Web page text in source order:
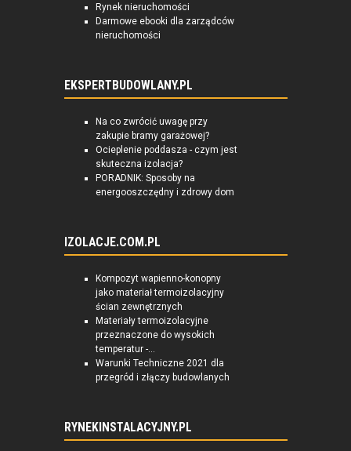
Rynek nieruchomości
Darmowe ebooki dla zarządców
nieruchomości
EKSPERTBUDOWLANY.PL
Na co zwrócić uwagę przy
zakupie bramy garażowej?
Ocieplenie poddasza - czym jest
skuteczna izolacja?
PORADNIK: Sposoby na
energooszczędny i zdrowy dom
IZOLACJE.COM.PL
Kompozyt wapienno-konopny
jako materiał termoizolacyjny
ścian zewnętrznych
Materiały termoizolacyjne
przeznaczone do wysokich
temperatur -...
Warunki Techniczne 2021 dla
przegród i złączy budowlanych
RYNEKINSTALACYJNY.PL